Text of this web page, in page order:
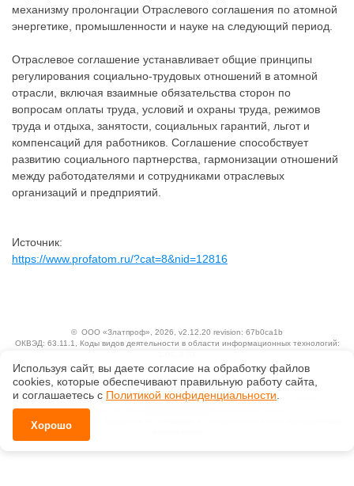
механизму пролонгации Отраслевого соглашения по атомной
энергетике, промышленности и науке на следующий период.
Отраслевое соглашение устанавливает общие принципы
регулирования социально-трудовых отношений в атомной
отрасли, включая взаимные обязательства сторон по
вопросам оплаты труда, условий и охраны труда, режимов
труда и отдыха, занятости, социальных гарантий, льгот и
компенсаций для работников. Соглашение способствует
развитию социального партнерства, гармонизации отношений
между работодателями и сотрудниками отраслевых
организаций и предприятий.
Источник:
https://www.profatom.ru/?cat=8&nid=12816
© ООО «Златпроф» , 2026, v2.12.20 revision: 67b0ca1b
ОКВЭД: 63.11.1, Коды видов деятельности в области информационных технологий:
Ценовая политика
Исключительные авторские и смежные права принадлежат АО «Кодекс».
Положение по обработке и защите персональных данных
Справка о регистрации продуктов АО «Кодекс» в Реестре российского программного
Используя сайт, вы даете согласие на обработку файлов
сооkiеs, которые обеспечивают правильную работу сайта,
и соглашаетесь с Политикой конфиденциальности.
Хорошо